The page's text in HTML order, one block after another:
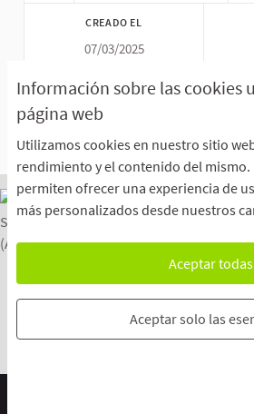
Información sobre las cookies
página web
Utilizamos cookies en nuestro sitio
rendimiento y el contenido del mismo.
permiten ofrecer una experiencia de
más personalizados desde nuestros
Aceptar todas
Aceptar solo las
CREADO EL
07/03/2025
Com emetre el teu vot a
El Centre d'Ajuda
El Blog
La Oficina Virtual
Descargar
Configuración de